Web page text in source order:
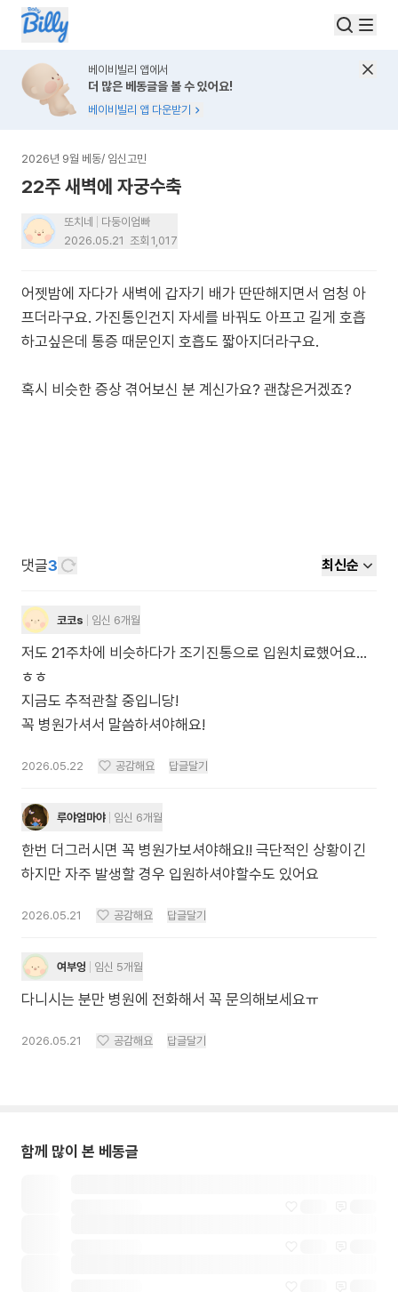
베이비빌리 앱에서
더 많은 베동글을 볼 수 있어요!
베이비빌리 앱 다운받기
2026년 9월 베동/ 임신고민
22주 새벽에 자궁수축
또치네
다둥이엄빠
2026.05.21 조회 1,017
어젯밤에 자다가 새벽에 갑자기 배가 딴딴해지면서 엄청 아
프더라구요. 가진통인건지 자세를 바꿔도 아프고 길게 호흡
하고싶은데 통증 때문인지 호흡도 짧아지더라구요.
혹시 비슷한 증상 겪어보신 분 계신가요? 괜찮은거겠죠?
댓글3 최신순
코코s 임신 6개월
저도 21주차에 비슷하다가 조기진통으로 입원치료했어요...
ㅎㅎ
지금도 추적관찰 중입니당!
꼭 병원가셔서 말씀하셔야해요!
2026.05.22 공감해요 답글달기
루야엄마야 임신 6개월
한번 더그러시면 꼭 병원가보셔야해요!! 극단적인 상황이긴
하지만 자주 발생할 경우 입원하셔야할수도 있어요
2026.05.21 공감해요 답글달기
여부엉 임신 5개월
다니시는 분만 병원에 전화해서 꼭 문의해보세요ㅠ
2026.05.21 공감해요 답글달기
함께 많이 본 베동글